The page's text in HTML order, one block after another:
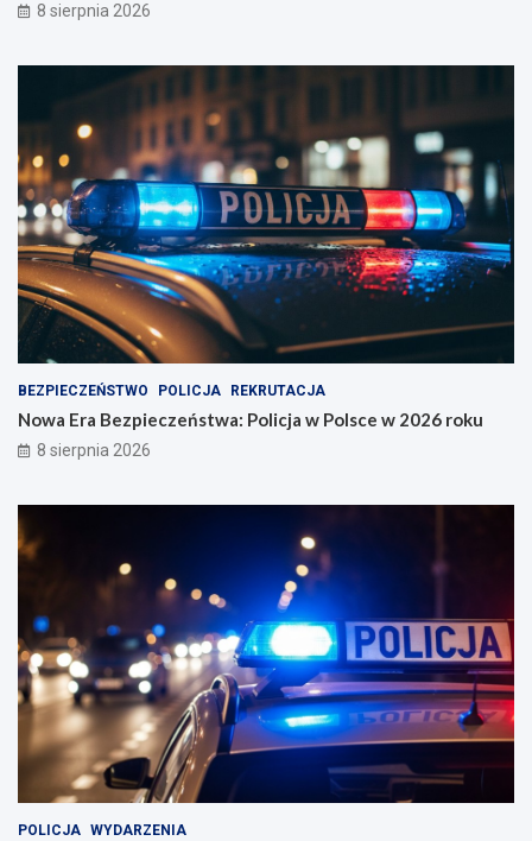
8 sierpnia 2026
BEZPIECZEŃSTWO POLICJA REKRUTACJA
Nowa Era Bezpieczeństwa: Policja w Polsce w 2026 roku
8 sierpnia 2026
POLICJA WYDARZENIA